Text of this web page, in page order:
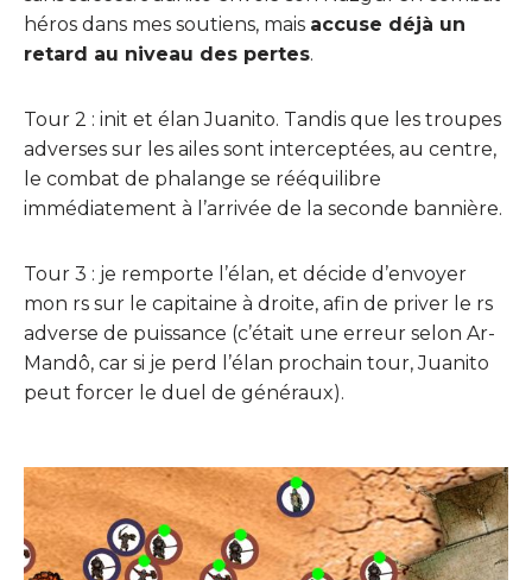
héros dans mes soutiens, mais accuse déjà un
retard au niveau des pertes.
Tour 2 : init et élan Juanito. Tandis que les troupes
adverses sur les ailes sont interceptées, au centre,
le combat de phalange se rééquilibre
immédiatement à l’arrivée de la seconde bannière.
Tour 3 : je remporte l’élan, et décide d’envoyer
mon rs sur le capitaine à droite, afin de priver le rs
adverse de puissance (c’était une erreur selon Ar-
Mandô, car si je perd l’élan prochain tour, Juanito
peut forcer le duel de généraux).